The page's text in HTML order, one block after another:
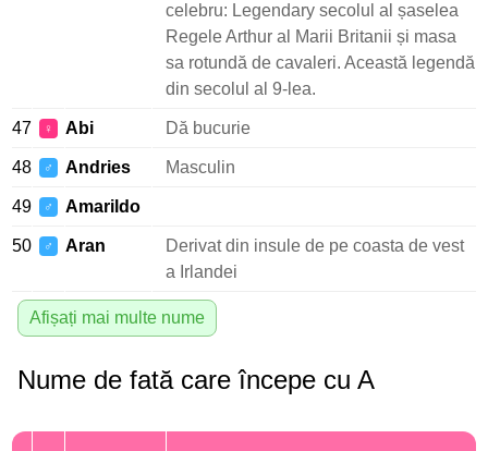
celebru: Legendary secolul al șaselea
Regele Arthur al Marii Britanii și masa
sa rotundă de cavaleri. Această legendă
din secolul al 9-lea.
47 ♀ Abi Dă bucurie
48 ♂ Andries Masculin
49 ♂ Amarildo
50 ♂ Aran
Derivat din insule de pe coasta de vest
a Irlandei
Afișați mai multe nume
Nume de fată care începe cu A